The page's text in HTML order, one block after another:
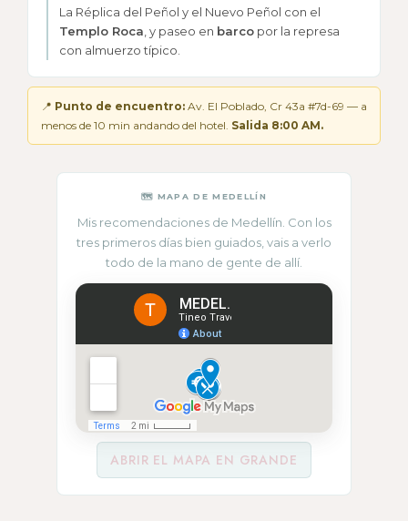
La Réplica del Peñol y el Nuevo Peñol con el
Templo Roca , y paseo en barco por la represa
con almuerzo típico.
📍 Punto de encuentro: Av. El Poblado, Cr 43a #7d-69 — a
menos de 10 min andando del hotel. Salida 8:00 AM.
🗺 MAPA DE MEDELLÍN
Mis recomendaciones de Medellín. Con los
tres primeros días bien guiados, vais a verlo
todo de la mano de gente de allí.
ABRIR EL MAPA EN GRANDE